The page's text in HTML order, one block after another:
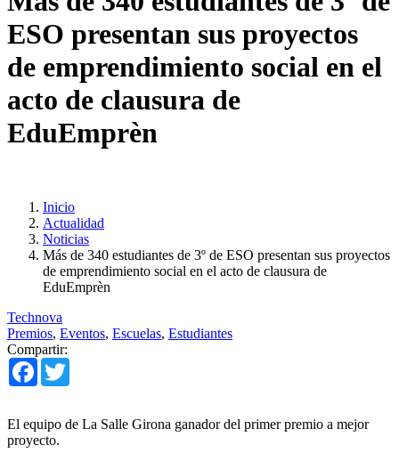
ESO presentan sus proyectos
de emprendimiento social en el
acto de clausura de
EduEmprèn
Inicio
Actualidad
Noticias
Más de 340 estudiantes de 3º de ESO presentan sus proyectos
de emprendimiento social en el acto de clausura de
EduEmprèn
Technova
Premios, Eventos, Escuelas, Estudiantes
Compartir:
Facebook
El equipo de La Salle Girona ganador del primer premio a mejor
proyecto.